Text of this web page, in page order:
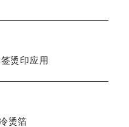
烫印应用
烫箔